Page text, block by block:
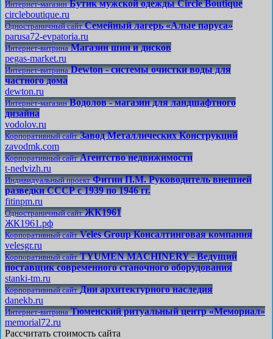
Интернет-магазин Бутик мужской одежды Circle Boutique
circleboutique.ru
Одностраничный сайт Семейный лагерь «Алые паруса»
parusa72-evpatoria.ru
Интернет-витрина Магазин шин и дисков
pegas-market.ru
Интернет-витрина Dewton - системы очистки воды для
частного дома
dewton.ru
Интернет-магазин Водолов - магазин для ландшафтного
дизайна
vodolov.ru
Корпоративный сайт Завод Металлических Конструкций
zavodmk.com
Корпоративный сайт Агентство недвижимости
t-nedvizh.ru
Индивидуальный проект Фитин П.М. Руководитель внешней
разведки СССР с 1939 по 1946 гг.
fitinpm.ru
Одностраничный сайт ЖК1961
ЖК1961.рф
Корпоративный сайт Veles Group Консалтинговая компания
velesgr.ru
Корпоративный сайт TYUMEN MACHINERY - Ведущий
поставщик современного станочного оборудования
stanki-tm.ru
Корпоративный сайт Дни архитектурного наследия
danekb.ru
Интернет-витрина Тюменский ритуальный центр «Мемориал»
memorial72.ru
Рассчитать стоимость сайта